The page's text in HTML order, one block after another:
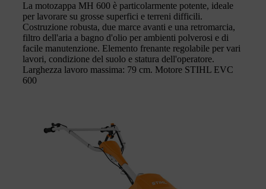
La motozappa MH 600 è particolarmente potente, ideale
per lavorare su grosse superfici e terreni difficili.
Costruzione robusta, due marce avanti e una retromarcia,
filtro dell'aria a bagno d'olio per ambienti polverosi e di
facile manutenzione. Elemento frenante regolabile per vari
lavori, condizione del suolo e statura dell'operatore.
Larghezza lavoro massima: 79 cm. Motore STIHL EVC
600